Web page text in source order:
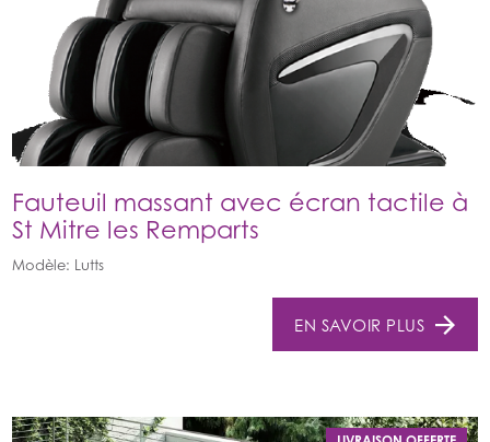
Fauteuil massant avec écran tactile à
St Mitre les Remparts
Modèle: Lutts
EN SAVOIR PLUS